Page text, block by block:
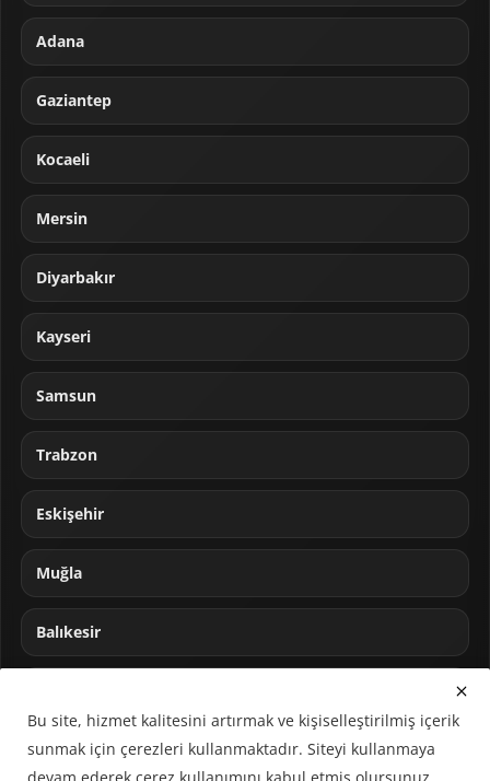
Adana
Gaziantep
Kocaeli
Mersin
Diyarbakır
Kayseri
Samsun
Trabzon
Eskişehir
Muğla
Balıkesir
Bu site, hizmet kalitesini artırmak ve kişiselleştirilmiş içerik
sunmak için çerezleri kullanmaktadır. Siteyi kullanmaya